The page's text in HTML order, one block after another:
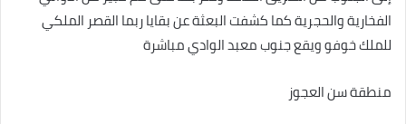
الفخارية والحجرية كما كشفت البعثة عن بقايا ربما القصر الملكي
للملك خوفو ويقع جنوب معبد الوادي مباشرة
منطقة سن العجوز